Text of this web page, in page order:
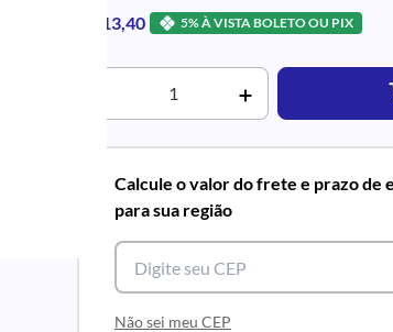
R$ 13,40 5% À VISTA BOLETO OU PIX
Calcule o valor do frete e prazo de
para sua região
Não sei meu CEP